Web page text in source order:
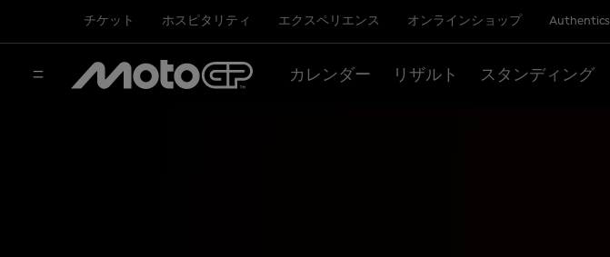
チケット ホスピタリティ エクスペリエンス オンラインショップ Authentics
カレンダー リザルト スタンディング